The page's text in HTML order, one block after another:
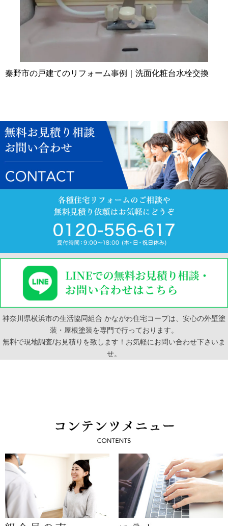
秦野市の戸建てのリフォーム事例｜洗面化粧台水栓交換
神奈川県横浜市の生活協同組合 かながわ住宅コープは、安心の外壁塗
装・屋根塗装を専門で行っております。
無料で現地調査/お見積りを致します！お気軽にお問い合わせ下さいま
せ。